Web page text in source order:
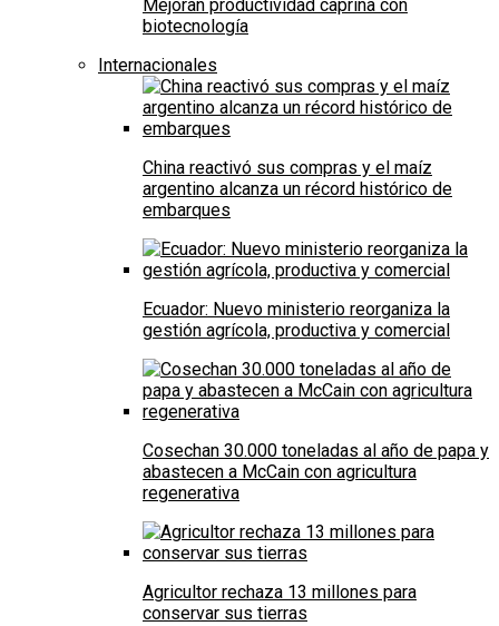
Mejoran productividad caprina con
biotecnología
Internacionales
China reactivó sus compras y el maíz
argentino alcanza un récord histórico de
embarques
Ecuador: Nuevo ministerio reorganiza la
gestión agrícola, productiva y comercial
Cosechan 30.000 toneladas al año de papa y
abastecen a McCain con agricultura
regenerativa
Agricultor rechaza 13 millones para
conservar sus tierras